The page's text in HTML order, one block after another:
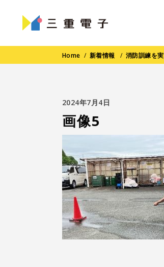
Home / 新着情報 /消防訓練を
2024年7月4日
画像5